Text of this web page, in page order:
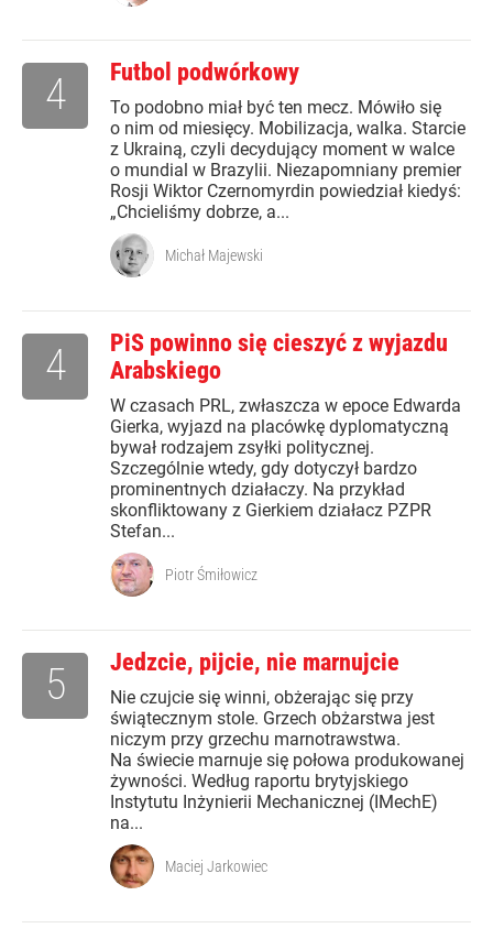
Futbol podwórkowy
To podobno miał być ten mecz. Mówiło się
o nim od miesięcy. Mobilizacja, walka. Starcie
z Ukrainą, czyli decydujący moment w walce
o mundial w Brazylii. Niezapomniany premier
Rosji Wiktor Czernomyrdin powiedział kiedyś:
„Chcieliśmy dobrze, a...
4
Michał Majewski
PiS powinno się cieszyć z wyjazdu
Arabskiego
W czasach PRL, zwłaszcza w epoce Edwarda
Gierka, wyjazd na placówkę dyplomatyczną
bywał rodzajem zsyłki politycznej.
Szczególnie wtedy, gdy dotyczył bardzo
prominentnych działaczy. Na przykład
skonfliktowany z Gierkiem działacz PZPR
Stefan...
4
Piotr Śmiłowicz
Jedzcie, pijcie, nie marnujcie
Nie czujcie się winni, obżerając się przy
świątecznym stole. Grzech obżarstwa jest
niczym przy grzechu marnotrawstwa.
Na świecie marnuje się połowa produkowanej
żywności. Według raportu brytyjskiego
Instytutu Inżynierii Mechanicznej (IMechE)
na...
5
Maciej Jarkowiec